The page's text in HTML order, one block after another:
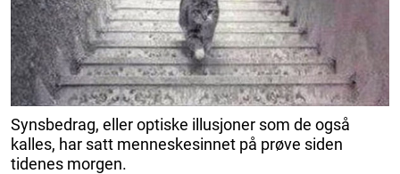
Synsbedrag, eller optiske illusjoner som de også
kalles, har satt menneskesinnet på prøve siden
tidenes morgen.